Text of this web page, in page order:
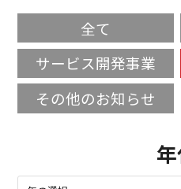
全て
サービス開発事業
その他のお知らせ